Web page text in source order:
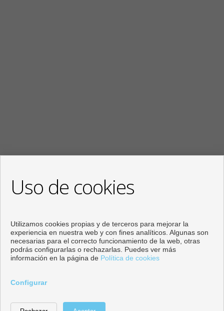
Hora actual en
Uso de cookies
Utilizamos cookies propias y de terceros para mejorar la
experiencia en nuestra web y con fines analíticos. Algunas son
necesarias para el correcto funcionamiento de la web, otras
podrás configurarlas o rechazarlas. Puedes ver más
información en la página de Política de cookies
Configurar